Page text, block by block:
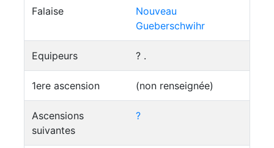
Falaise
Nouveau
Gueberschwihr
Equipeurs ? .
1ere ascension (non renseignée)
Ascensions
suivantes
?